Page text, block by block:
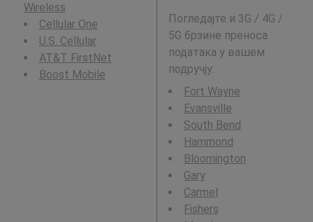
Wireless
Cellular One
U.S. Cellular
AT&T FirstNet
Boost Mobile
Погледајте и 3G / 4G /
5G брзине преноса
података у вашем
подручју:
Fort Wayne
Evansville
South Bend
Hammond
Bloomington
Gary
Carmel
Fishers